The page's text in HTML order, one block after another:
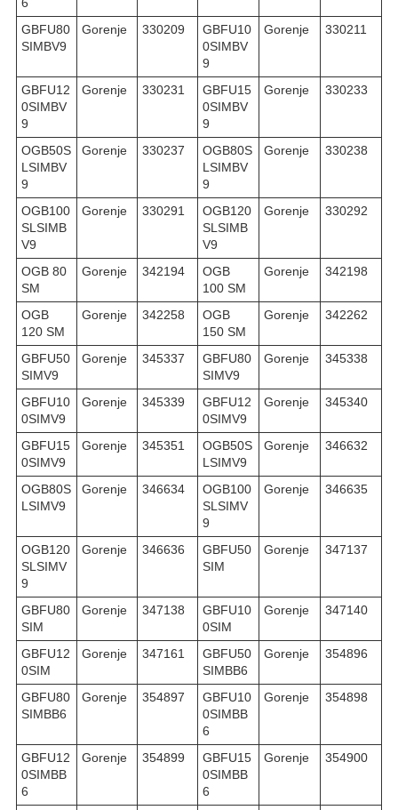
GBFU80
SIMBV9
Gorenje 330209
GBFU10
0SIMBV
9
Gorenje 330211
GBFU12
0SIMBV
9
Gorenje 330231
GBFU15
0SIMBV
9
Gorenje 330233
OGB50S
LSIMBV
9
Gorenje 330237
OGB80S
LSIMBV
9
Gorenje 330238
OGB100
SLSIMB
V9
Gorenje 330291
OGB120
SLSIMB
V9
Gorenje 330292
OGB 80
SM
Gorenje 342194
OGB
100 SM
Gorenje 342198
OGB
120 SM
Gorenje 342258
OGB
150 SM
Gorenje 342262
GBFU50
SIMV9
Gorenje 345337
GBFU80
SIMV9
Gorenje 345338
GBFU10
0SIMV9
Gorenje 345339
GBFU12
0SIMV9
Gorenje 345340
GBFU15
0SIMV9
Gorenje 345351
OGB50S
LSIMV9
Gorenje 346632
OGB80S
LSIMV9
Gorenje 346634
OGB100
SLSIMV
9
Gorenje 346635
OGB120
SLSIMV
9
Gorenje 346636
GBFU50
SIM
Gorenje 347137
GBFU80
SIM
Gorenje 347138
GBFU10
0SIM
Gorenje 347140
GBFU12
0SIM
Gorenje 347161
GBFU50
SIMBB6
Gorenje 354896
GBFU80
SIMBB6
Gorenje 354897
GBFU10
0SIMBB
6
Gorenje 354898
GBFU12
0SIMBB
6
Gorenje 354899
GBFU15
0SIMBB
6
Gorenje 354900